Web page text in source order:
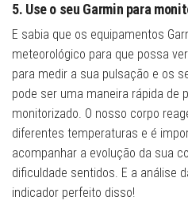
5. Use o seu Garmin para
E sabia que os equipamentos
meteorológico para que possa
para medir a sua pulsação e os
pode ser uma maneira rápida de
monitorizado. O nosso corpo
diferentes temperaturas e é
acompanhar a evolução da sua
dificuldade sentidos. E a análise
indicador perfeito disso!